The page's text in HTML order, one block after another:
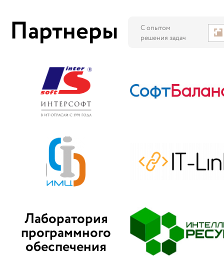
Партнеры
С опытом
решения задач
Лаборатория
программного
обеспечения